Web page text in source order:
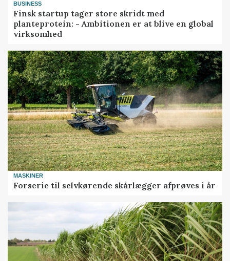
BUSINESS
Finsk startup tager store skridt med
planteprotein: - Ambitionen er at blive en global
virksomhed
MASKINER
Forserie til selvkørende skårlægger afprøves i år